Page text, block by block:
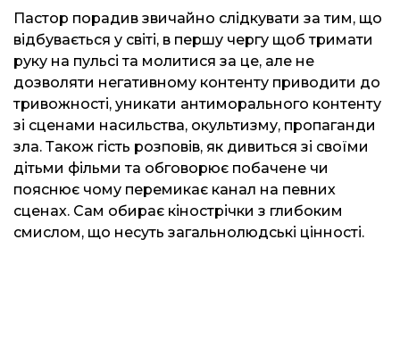
Пастор порадив звичайно слідкувати за тим, що
відбувається у світі, в першу чергу щоб тримати
руку на пульсі та молитися за це, але не
дозволяти негативному контенту приводити до
тривожності, уникати антиморального контенту
зі сценами насильства, окультизму, пропаганди
зла. Також гість розповів, як дивиться зі своїми
дітьми фільми та обговорює побачене чи
пояснює чому перемикає канал на певних
сценах. Сам обирає кінострічки з глибоким
смислом, що несуть загальнолюдські цінності.